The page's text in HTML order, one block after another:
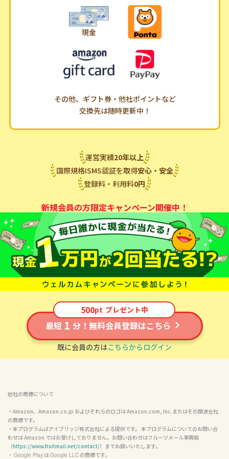
その他、ギフト券・他社ポイントなど
交換先は随時更新中！
運営実績20年以上
国際規格ISMS認証を取得安心・安全
登録料・利用料0円
新規会員の方限定キャンペーン開催中！
500pt プレゼント中
最短 1 分！無料会員登録はこちら
既に会員の方はこちらからログイン
他社の商標について
・Amazon、Amazon.co.jp およびそれらのロゴは Amazon.com, Inc.またはその関連会社
の商標です。
・本プログラムはアイブリッジ株式会社による提供です。 本プログラムについてのお問い合
わせは Amazon ではお受けしておりません。お問い合わせはフルーツメール事務局
（https://www.fruitmail.net/contact/）までお願いいたします。
・ Google Play は Google LLC の商標です。